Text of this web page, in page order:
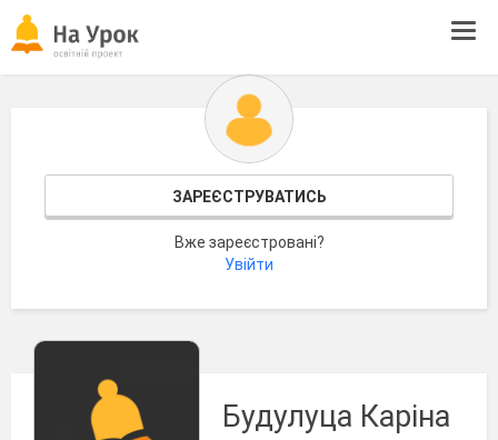
ЗАРЕЄСТРУВАТИСЬ
Вже зареєстровані?
Увійти
Будулуца Каріна